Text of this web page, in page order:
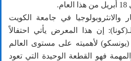
والانثروبولوجيا في جامعة الكويت
إن هذا المعرض يأتي احتفالاً
لأهميته على مستوى العالم
فهو القطعة الوحيدة التي تعود